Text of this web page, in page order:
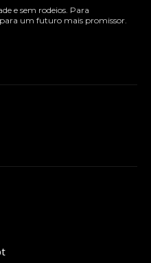
e sem rodeios. Para
um futuro mais promissor.